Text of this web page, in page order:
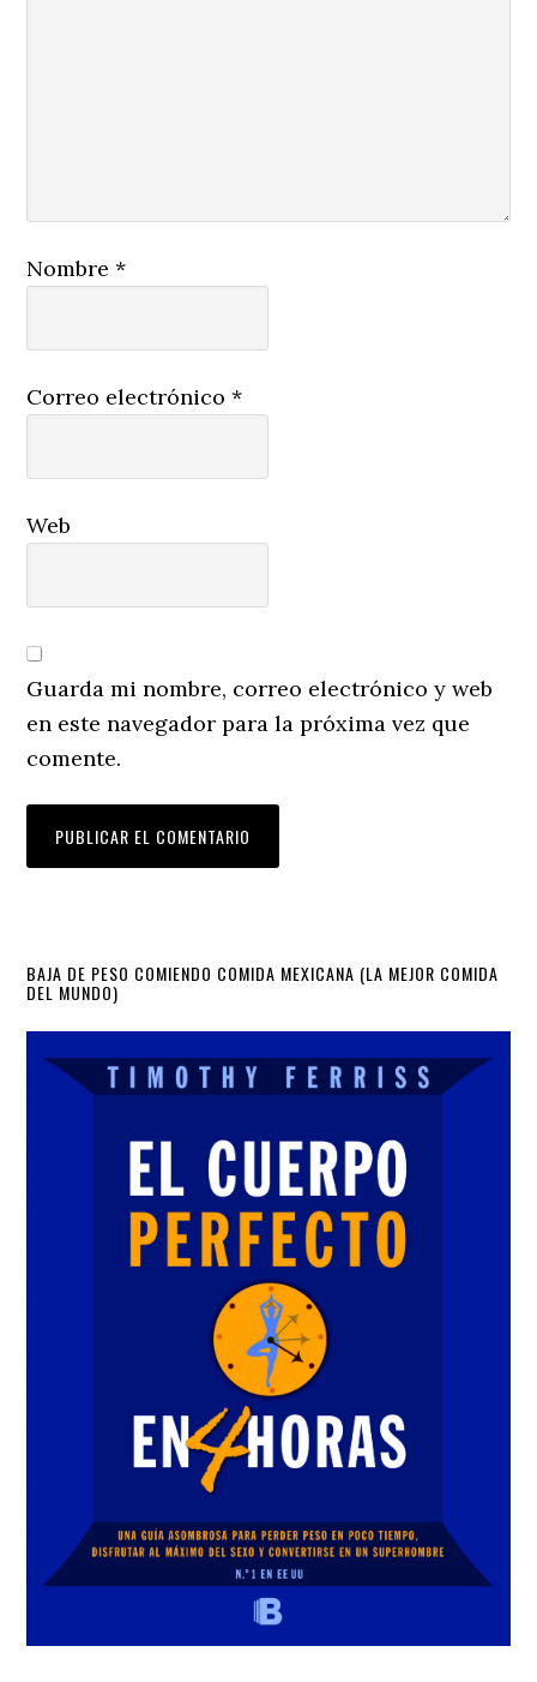
Nombre*
Correo electrónico*
Web
Guarda mi nombre, correo electrónico y web
en este navegador para la próxima vez que
comente.
Primary
Sidebar
BAJA DE PESO COMIENDO COMIDA MEXICANA (LA MEJOR COMIDA
DEL MUNDO)